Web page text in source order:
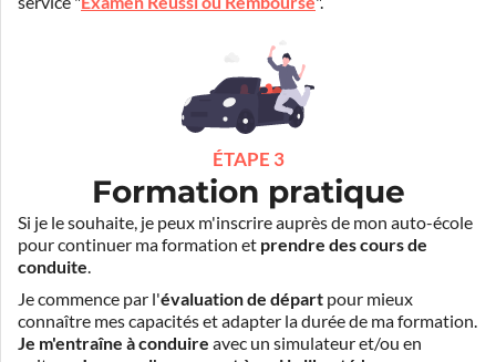
ÉTAPE 3
Formation pratique
Si je le souhaite, je peux m'inscrire auprès de mon auto-école
pour continuer ma formation et prendre des cours de
conduite.
Je commence par l'évaluation de départ pour mieux
connaître mes capacités et adapter la durée de ma formation.
Je m'entraîne à conduire avec un simulateur et/ou en